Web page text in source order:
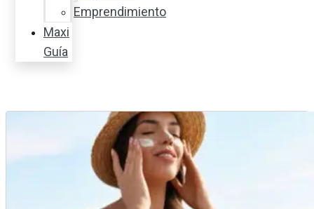
Emprendimiento
Maxi
Guía